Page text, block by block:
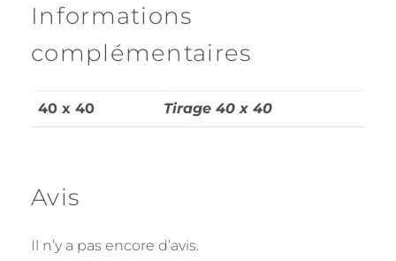
Informations
complémentaires
40 x 40 Tirage 40 x 40
Avis
Il n’y a pas encore d’avis.